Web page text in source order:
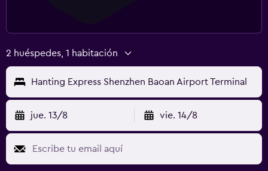
2 huéspedes, 1 habitación
Hanting Express Shenzhen Baoan Airport Terminal
jue. 13/8 vie. 14/8